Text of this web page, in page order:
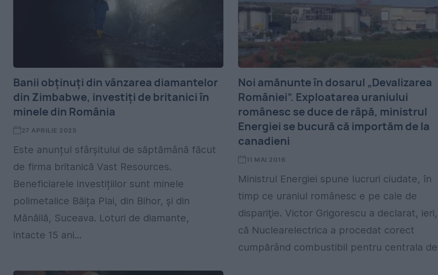
Banii obținuți din vânzarea diamantelor
din Zimbabwe, investiți de britanici în
minele din România
27 APRILIE 2025
Este anunțul sfârșitului de săptămână făcut
de firma britanică Vast Resources.
Beneficiarele investițiilor sunt minele
polimetalice Băița Plai, din Bihor, și din
Mănăilă, Suceava. Loturi de diamante,
intacte 15 ani...
Noi amănunte în dosarul „Devalizarea
României”. Exploatarea uraniului
românesc se duce de râpă, ministrul
Energiei se bucură că importăm de la
canadieni
11 MAI 2016
Ministrul Energiei spune lucruri ciudate, în
timp ce uraniul românesc e pe cale de
dispariţie. Victor Grigorescu a declarat, ieri,
că Nuclearelectrica a procedat corect
cumpărând combustibil pentru centrala